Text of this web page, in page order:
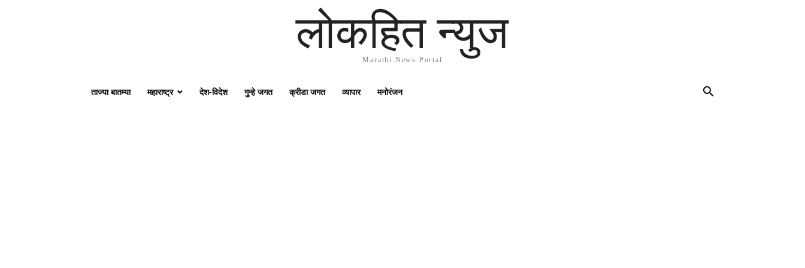
लोकहित न्युज
Marathi News Portal
ताज्या बातम्या महाराष्ट्र देश-विदेश गुन्हे जगत क्रीडा जगत व्यापार मनोरंजन